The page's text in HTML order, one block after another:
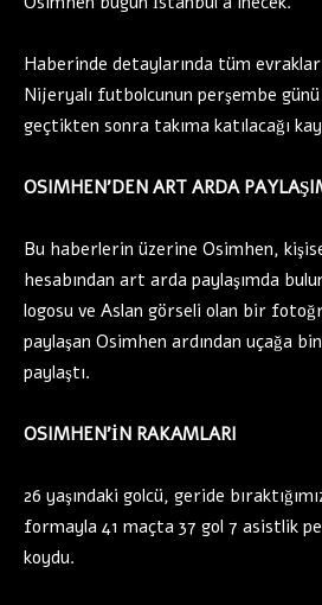
Haberinde detaylarında tüm
Nijeryalı futbolcunun perşembe
geçtikten sonra takıma katılacağı
OSIMHEN’DEN ART ARDA
Bu haberlerin üzerine Osimhen,
hesabından art arda paylaşımda
logosu ve Aslan görseli olan bir
paylaşan Osimhen ardından uçağa
paylaştı.
OSIMHEN’İN RAKAMLARI
26 yaşındaki golcü, geride
formayla 41 maçta 37 gol 7 asistlik
koydu.